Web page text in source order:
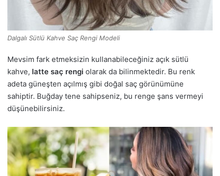
Dalgalı Sütlü Kahve Saç Rengi Modeli
Mevsim fark etmeksizin kullanabileceğiniz açık sütlü
kahve, latte saç rengi olarak da bilinmektedir. Bu renk
adeta güneşten açılmış gibi doğal saç görünümüne
sahiptir. Buğday tene sahipseniz, bu renge şans vermeyi
düşünebilirsiniz.